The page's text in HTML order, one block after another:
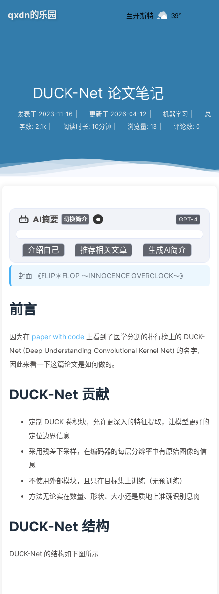
qxdn的乐园 兰开斯特 39°
DUCK-Net 论文笔记
发表于 2023-11-16 更新于 2026-04-12 机器学习
总
字数: 2.1k 阅读时长: 10分钟 浏览量: 13 评论数: 0
AI摘要 切换简介 GPT-4
介绍自己 推荐相关文章 生成AI简介
封面 《FLIP＊FLOP 〜INNOCENCE OVERCLOCK〜》
前言
因为在 paper with code 上看到了医学分割的排行榜上的 DUCK-
Net (Deep Understanding Convolutional Kernel Net) 的名字，
因此来看一下这篇论文是如何做的。
DUCK-Net 贡献
定制 DUCK 卷积块，允许更深入的特征提取，让模型更好的
定位边界信息
采用残差下采样，在编码器的每层分辨率中有原始图像的信
息
不使用外部模块，且只在目标集上训练（无预训练）
方法无论实在数量、形状、大小还是质地上准确识别息肉
DUCK-Net 结构
DUCK-Net 的结构如下图所示